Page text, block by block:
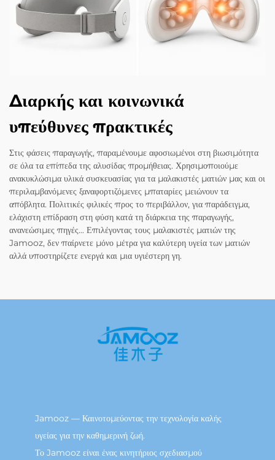
Διαρκής και κοινωνικά
υπεύθυνες πρακτικές
Στις φάσεις παραγωγής, παραμένουμε αφοσιωμένοι στη βιωσιμότητα
σε όλα τα επίπεδα της αλυσίδας προμήθειας. Χρησιμοποιούμε
ανακυκλώσιμα υλικά συσκευασίας για τα μαλακιστές ματιών μας και οι
περιλαμβανόμενες ξαναφορτιζόμενες μπαταρίες μειώνουν τα
απόβλητα. Πολιτικές φιλικές προς το περιβάλλον, για παράδειγμα,
ελάχιστη επίδραση στη φύση κατά τη διάρκεια της παραγωγής,
ανανεώσιμες πηγές... Επιλέγοντας τους μαλακιστές ματιών της
Jamooz, δεν παίρνετε μόνο μέτρα για καλύτερη υγεία των ματιών
αλλά υποστηρίζετε ενεργά και μια υγιέστερη γη.
Jamooz — Καινοτομεύοντας την τεχνολογία καλής
υγείας για την καθημερινή ζωή.
Το Jamooz είναι ένας κινητήριος σχεδιασμού